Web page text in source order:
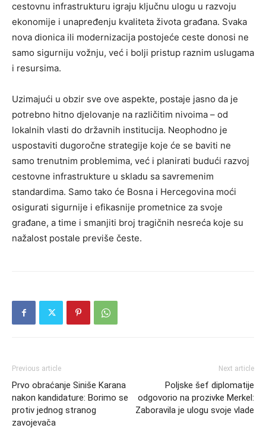
cestovnu infrastrukturu igraju ključnu ulogu u razvoju
ekonomije i unapređenju kvaliteta života građana. Svaka
nova dionica ili modernizacija postojeće ceste donosi ne
samo sigurniju vožnju, već i bolji pristup raznim uslugama
i resursima.
Uzimajući u obzir sve ove aspekte, postaje jasno da je
potrebno hitno djelovanje na različitim nivoima – od
lokalnih vlasti do državnih institucija. Neophodno je
uspostaviti dugoročne strategije koje će se baviti ne
samo trenutnim problemima, već i planirati budući razvoj
cestovne infrastrukture u skladu sa savremenim
standardima. Samo tako će Bosna i Hercegovina moći
osigurati sigurnije i efikasnije prometnice za svoje
građane, a time i smanjiti broj tragičnih nesreća koje su
nažalost postale previše česte.
Previous article
Prvo obraćanje Siniše Karana
nakon kandidature: Borimo se
protiv jednog stranog
zavojevača
Next article
Poljske šef diplomatije
odgovorio na prozivke Merkel:
Zaboravila je ulogu svoje vlade